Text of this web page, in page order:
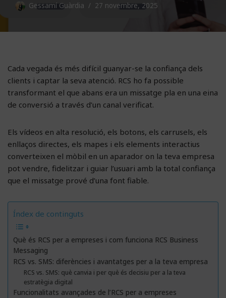
Gessamí Guàrdia 27 novembre, 2025
Cada vegada és més difícil guanyar-se la confiança dels
clients i captar la seva atenció. RCS ho fa possible
transformant el que abans era un missatge pla en una eina
de conversió a través d’un canal verificat.
Els vídeos en alta resolució, els botons, els carrusels, els
enllaços directes, els mapes i els elements interactius
converteixen el mòbil en un aparador on la teva empresa
pot vendre, fidelitzar i guiar l’usuari amb la total confiança
que el missatge prové d’una font fiable.
Índex de continguts
Què és RCS per a empreses i com funciona RCS Business
Messaging
RCS vs. SMS: diferències i avantatges per a la teva empresa
RCS vs. SMS: què canvia i per què és decisiu per a la teva
estratègia digital
Funcionalitats avançades de l’RCS per a empreses